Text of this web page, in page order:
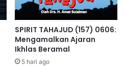
SPIRIT TAHAJUD (157) 0606:
Mengamalkan Ajaran
Ikhlas Beramal
5 hari ago